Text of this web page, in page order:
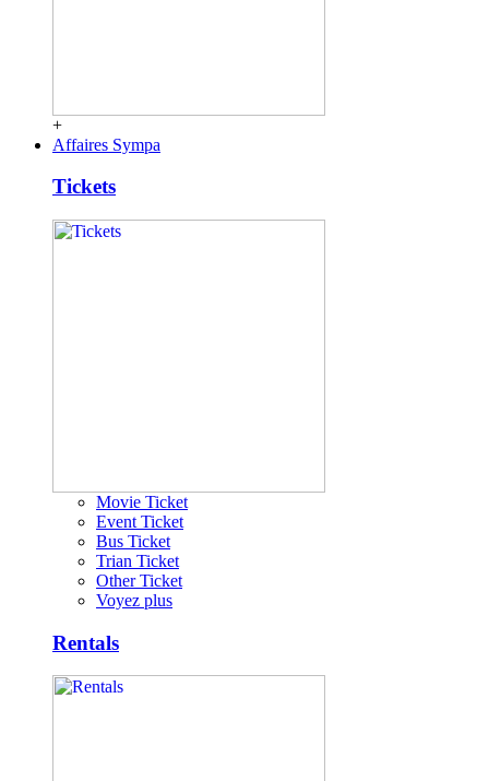
+
Affaires Sympa
Tickets
Movie Ticket
Event Ticket
Bus Ticket
Trian Ticket
Other Ticket
Voyez plus
Rentals